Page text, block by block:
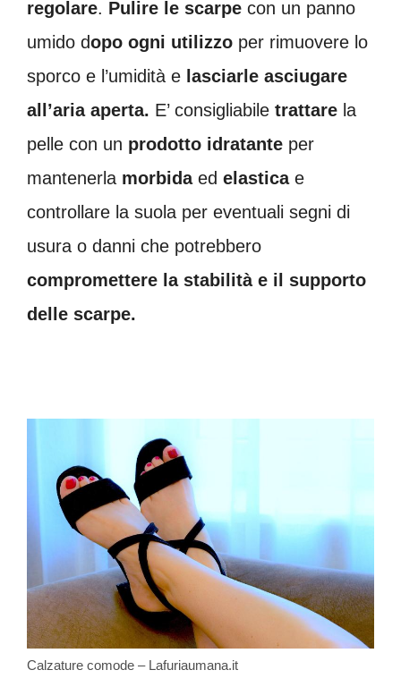
regolare. Pulire le scarpe con un panno
umido dopo ogni utilizzo per rimuovere lo
sporco e l’umidità e lasciarle asciugare
all’aria aperta. E’ consigliabile trattare la
pelle con un prodotto idratante per
mantenerla morbida ed elasticae
controllare la suola per eventuali segni di
usura o danni che potrebbero
compromettere la stabilità e il supporto
delle scarpe.
Calzature comode – Lafuriaumana.it